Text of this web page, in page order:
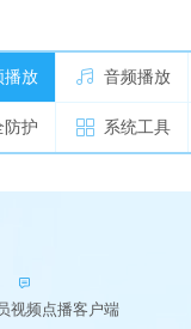
播放 音频播放
防护 系统工具

视频点播客户端